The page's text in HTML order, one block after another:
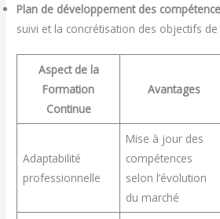
Plan de développement des
suivi et la concrétisation des objectifs
Aspect de la
Formation
Continue
Avantages
Adaptabilité
professionnelle
Mise à jour des
compétences
selon l’évolution
du marché